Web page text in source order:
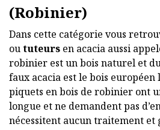
(Robinier)
Dans cette catégorie vous
oututeurs en acacia aussi
robinier est un bois naturel et
faux acacia est le bois européen
piquets en bois de robinier ont
longue et ne demandent pas
nécessitent aucun traitement et